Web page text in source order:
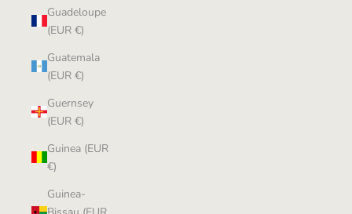
Guadeloupe
(EUR €)
Guatemala
(EUR €)
Guernsey
(EUR €)
Guinea (EUR
€)
Guinea-